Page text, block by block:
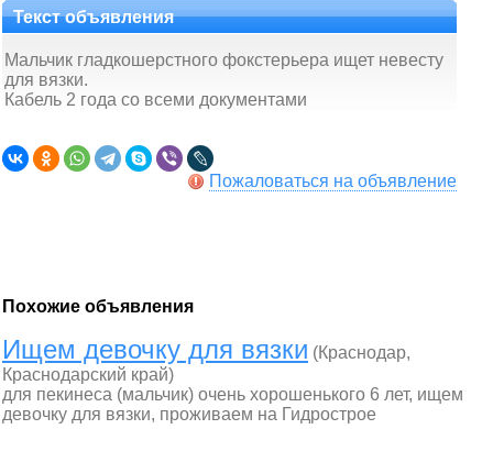
Текст объявления
Мальчик гладкошерстного фокстерьера ищет невесту
для вязки.
Кабель 2 года со всеми документами
Пожаловаться на объявление
Похожие объявления
Ищем девочку для вязки (Краснодар,
Краснодарский край)
для пекинеса (мальчик) очень хорошенького 6 лет, ищем
девочку для вязки, проживаем на Гидрострое